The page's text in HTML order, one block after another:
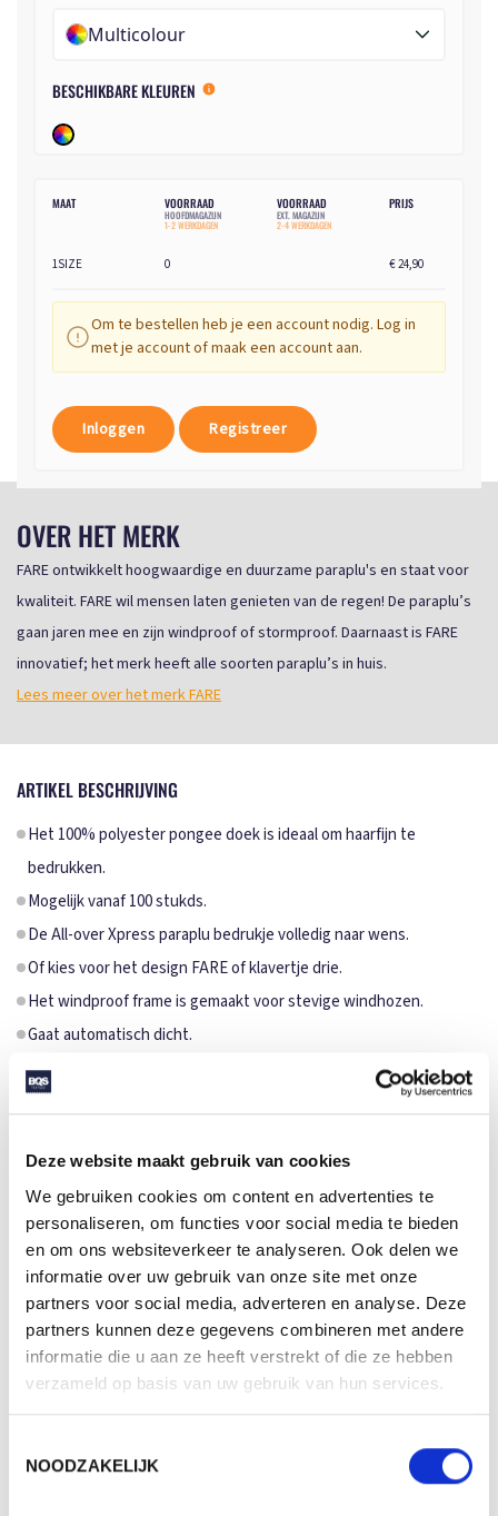
Deze website maakt gebruik van cookies
We gebruiken cookies om content en advertenties te
personaliseren, om functies voor social media te bieden
en om ons websiteverkeer te analyseren. Ook delen we
informatie over uw gebruik van onze site met onze
partners voor social media, adverteren en analyse. Deze
partners kunnen deze gegevens combineren met andere
informatie die u aan ze heeft verstrekt of die ze hebben
verzameld op basis van uw gebruik van hun services.
NOODZAKELIJK
Multicolour
BESCHIKBARE KLEUREN
MAAT VOORRAAD
HOOFDMAGAZIJN
1-2 WERKDAGEN
VOORRAAD
EXT. MAGAZIJN
2-4 WERKDAGEN
PRIJS
1SIZE 0 € 24,90
Om te bestellen heb je een account nodig. Log in
met je account of maak een account aan.
Inloggen Registreer
OVER HET MERK
FARE ontwikkelt hoogwaardige en duurzame paraplu's en staat voor
kwaliteit. FARE wil mensen laten genieten van de regen! De paraplu’s
gaan jaren mee en zijn windproof of stormproof. Daarnaast is FARE
innovatief; het merk heeft alle soorten paraplu’s in huis.
Lees meer over het merk FARE
ARTIKEL BESCHRIJVING
Het 100% polyester pongee doek is ideaal om haarfijn te
bedrukken.
Mogelijk vanaf 100 stukds.
De All-over Xpress paraplu bedrukje volledig naar wens.
Of kies voor het design FARE of klavertje drie.
Het windproof frame is gemaakt voor stevige windhozen.
Gaat automatisch dicht.
3 jaar garantie op fabrieksfouten.
Merk
FARE
Categorie
Paraplu's
Artikelcode
71144
Formaat
ø 100cm
Gewicht
340 gr
Materiaal
100% Polyester pongee
Artikelen in omdoos